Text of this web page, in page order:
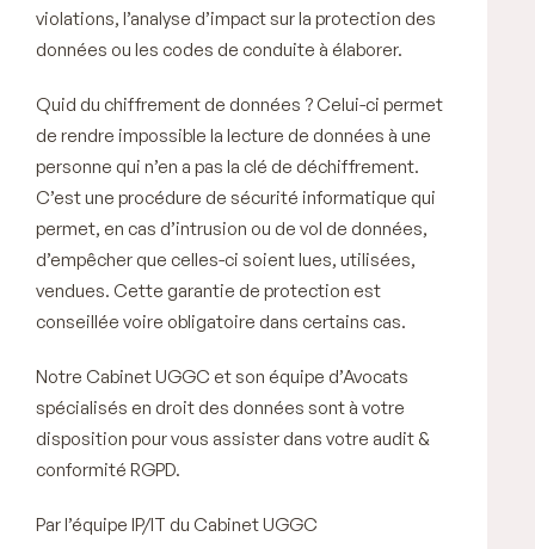
violations, l’analyse d’impact sur la protection des
données ou les codes de conduite à élaborer.
Quid du chiffrement de données ? Celui-ci permet
de rendre impossible la lecture de données à une
personne qui n’en a pas la clé de déchiffrement.
C’est une procédure de sécurité informatique qui
permet, en cas d’intrusion ou de vol de données,
d’empêcher que celles-ci soient lues, utilisées,
vendues. Cette garantie de protection est
conseillée voire obligatoire dans certains cas.
Notre Cabinet UGGC et son équipe d’Avocats
spécialisés en droit des données sont à votre
disposition pour vous assister dans votre audit &
conformité RGPD.
Par l’équipe IP/IT du Cabinet UGGC